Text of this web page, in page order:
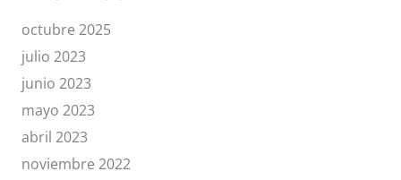
octubre 2025
julio 2023
junio 2023
mayo 2023
abril 2023
noviembre 2022